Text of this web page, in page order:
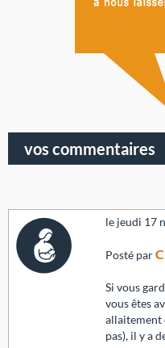
vos commentaires
le jeudi 17
Posté par
Si vous
vous êtes
allaitement
pas), il y a